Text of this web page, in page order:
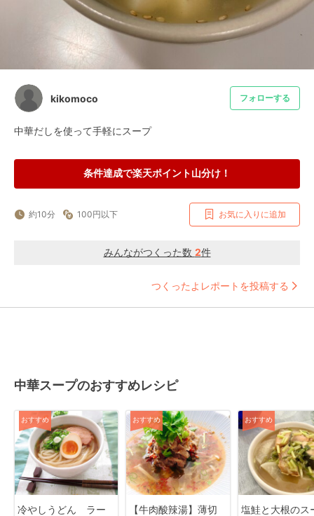
kikomoco フォローする
中華だしを使って手軽にスープ
条件達成で楽天ポイント山分け！
約10分 100円以下 お気に入りに追加
みんながつくった数 2件
つくったよレポートを投稿する
中華スープのおすすめレシピ
おすすめ
冷やしうどん ラー
おすすめ
【牛肉酸辣湯】薄切
おすすめ
塩鮭と大根のス